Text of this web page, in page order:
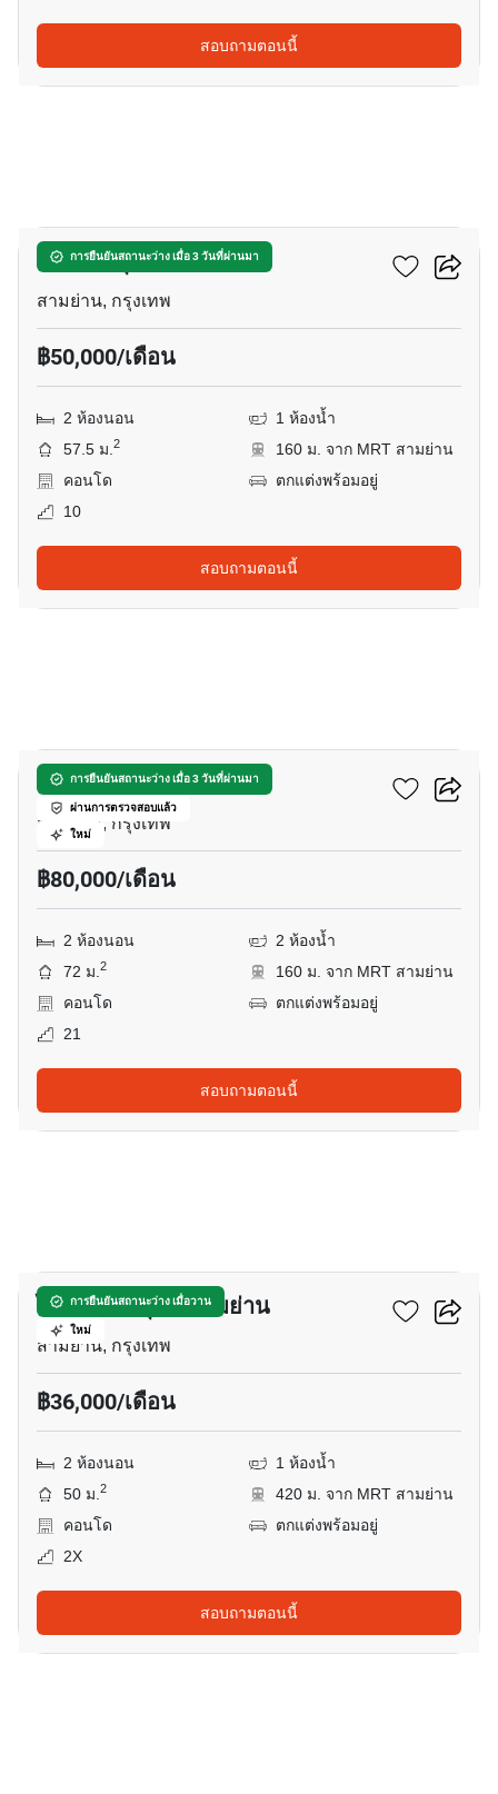
สอบถามตอนนี้
การยืนยันสถานะว่าง เมื่อ 3 วันที่ผ่านมา
แอชตัน จุฬา - สีลม
สามย่าน, กรุงเทพ
฿50,000/เดือน
2 ห้องนอน
1 ห้องน้ำ
57.5 ม.2
160 ม. จาก MRT สามย่าน
คอนโด
ตกแต่งพร้อมอยู่
10
สอบถามตอนนี้
การยืนยันสถานะว่าง เมื่อ 3 วันที่ผ่านมา
ผ่านการตรวจสอบแล้ว
ใหม่
แอชตัน จุฬา - สีลม
สามย่าน, กรุงเทพ
฿80,000/เดือน
2 ห้องนอน
2 ห้องน้ำ
72 ม.2
160 ม. จาก MRT สามย่าน
คอนโด
ตกแต่งพร้อมอยู่
21
สอบถามตอนนี้
การยืนยันสถานะว่าง เมื่อวาน
ใหม่
ไอดีโอ คิว จุฬา-สามย่าน
สามย่าน, กรุงเทพ
฿36,000/เดือน
2 ห้องนอน
1 ห้องน้ำ
50 ม.2
420 ม. จาก MRT สามย่าน
คอนโด
ตกแต่งพร้อมอยู่
2X
สอบถามตอนนี้